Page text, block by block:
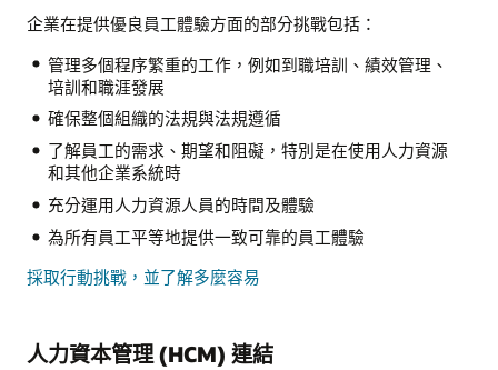
企業在提供優良員工體驗方面的部分挑戰包括：
管理多個程序繁重的工作，例如到職培訓、績效管理、
培訓和職涯發展
確保整個組織的法規與法規遵循
了解員工的需求、期望和阻礙，特別是在使用人力資源
和其他企業系統時
充分運用人力資源人員的時間及體驗
為所有員工平等地提供一致可靠的員工體驗
採取行動挑戰，並了解多麼容易
人力資本管理 (HCM) 連結